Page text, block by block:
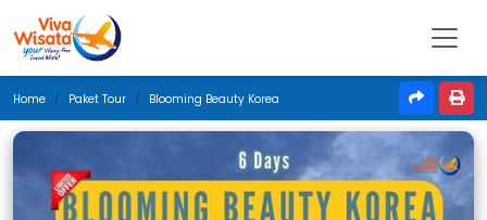
Home Paket Tour Blooming Beauty Korea